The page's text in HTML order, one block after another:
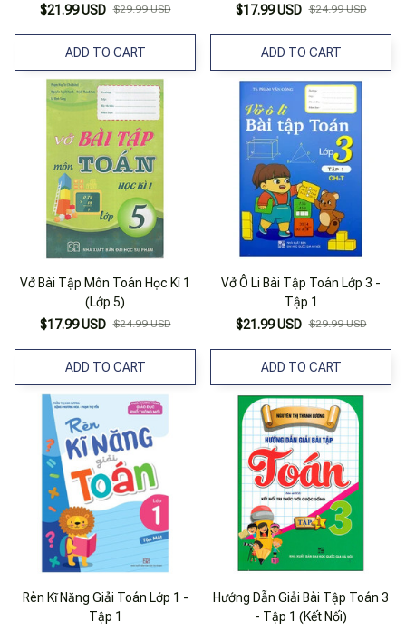
$21.99 USD $29.99 USD
ADD TO CART
$17.99 USD $24.99 USD
ADD TO CART
Vở Bài Tập Môn Toán Học Kì 1
(Lớp 5)
$17.99 USD $24.99 USD
ADD TO CART
Vở Ô Li Bài Tập Toán Lớp 3 -
Tập 1
$21.99 USD $29.99 USD
ADD TO CART
Rèn Kĩ Năng Giải Toán Lớp 1 -
Tập 1
Hướng Dẫn Giải Bài Tập Toán 3
- Tập 1 (Kết Nối)